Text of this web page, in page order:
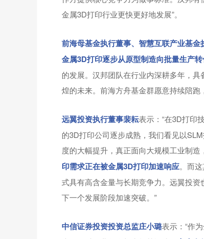
金属3D打印行业更快更好地发展”。
前海母基金执行董事、智慧互联产业基金
金属3D打印逐步从原型制造向批量生产
的发展。汉邦团队在行业内深耕多年，
煌的未来。前海方舟基金群愿意持续陪
远翼投资执行董事裴耘表示：“在3D打印
的3D打印公司逐步成熟，我们看见以
度的大幅提升，真正面向大规模工业制造
印需求正在被金属3D打印加速响应。而
式具有高含金量与长期竞争力。远翼投
下一个发展阶段加速突破。”
中信证券投资投资总监庄小璐表示：“作